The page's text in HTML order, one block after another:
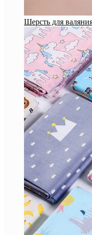
Шерсть для